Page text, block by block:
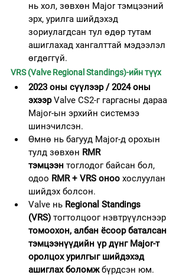
нь хол, зөвхөн Major тэмцээний
эрх, урилга шийдэхэд
зориулагдсан тул өдөр тутам
ашиглахад хангалттай мэдээлэл
өгдөггүй.
VRS (Valve Regional Standings)-ийн түүх
2023 оны сүүлээр / 2024 оны
эхээр Valve CS2-г гаргасны дараа
Major-ын эрхийн системээ
шинэчилсэн.
Өмнө нь багууд Major-д орохын
тулд зөвхөн RMR
тэмцээн тоглодог байсан бол,
одоо RMR + VRS оноо хослуулан
шийдэх болсон.
Valve нь Regional Standings
(VRS) тогтолцоог нэвтрүүлснээр
томоохон, албан ёсоор баталсан
тэмцээнүүдийн үр дүнг Major-т
оролцох урилгыг шийдэхэд
ашиглах боломж бүрдсэн юм.